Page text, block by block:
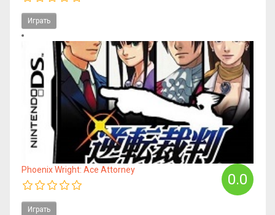
Играть
0.0
Phoenix Wright: Ace Attorney
Играть